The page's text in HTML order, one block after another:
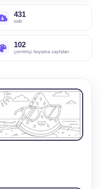
431
indir
102
çevrimiçi boyama sayfaları